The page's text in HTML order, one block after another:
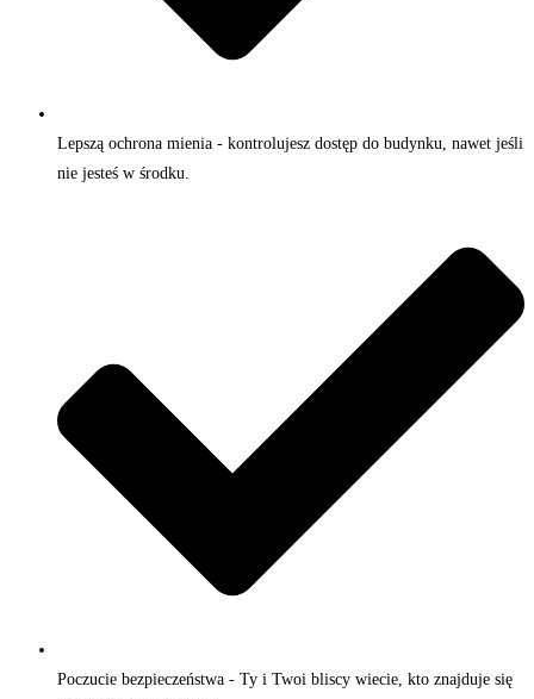
Lepszą ochrona mienia - kontrolujesz dostęp do budynku, nawet jeśli
nie jesteś w środku.
Poczucie bezpieczeństwa - Ty i Twoi bliscy wiecie, kto znajduje się